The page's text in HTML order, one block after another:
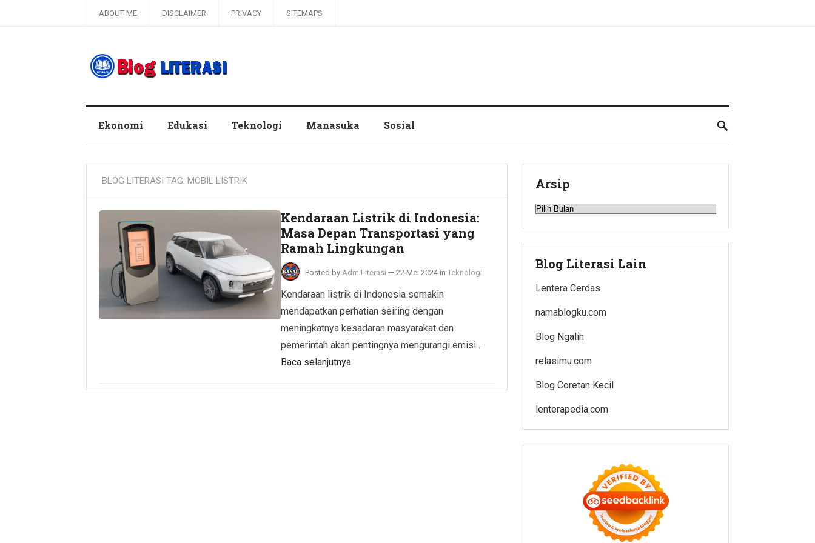
ABOUT ME DISCLAIMER PRIVACY SITEMAPS
Ekonomi Edukasi Teknologi Manasuka Sosial
BLOG LITERASI TAG: MOBIL LISTRIK
Kendaraan Listrik di Indonesia:
Masa Depan Transportasi yang
Ramah Lingkungan
Posted by Adm Literasi — 22 Mei 2024 in Teknologi
Kendaraan listrik di Indonesia semakin
mendapatkan perhatian seiring dengan
meningkatnya kesadaran masyarakat dan
pemerintah akan pentingnya mengurangi emisi…
Baca selanjutnya
Arsip
Arsip
Blog Literasi Lain
Lentera Cerdas
namablogku.com
Blog Ngalih
relasimu.com
Blog Coretan Kecil
lenterapedia.com